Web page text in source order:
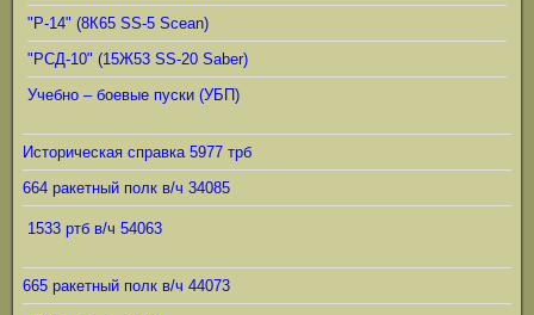
"Р-14" (8К65 SS-5 Scean)
"РСД-10" (15Ж53 SS-20 Saber)
Учебно – боевые пуски (УБП)
Историческая справка 5977 трб
664 ракетный полк в/ч 34085
1533 ртб в/ч 54063
665 ракетный полк в/ч 44073